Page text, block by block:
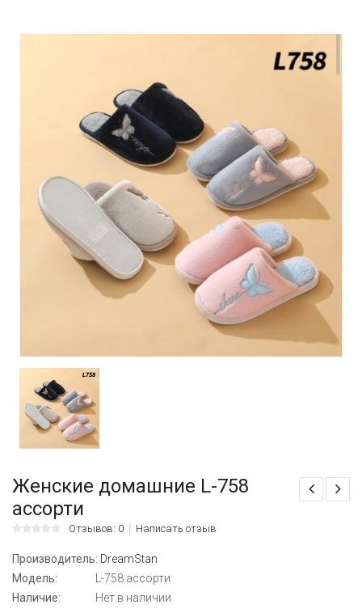
Женские домашние L-758
ассорти
Отзывов: 0 Написать отзыв
Производитель: DreamStan
Модель:
L-758 ассорти
Наличие:
Нет в наличии